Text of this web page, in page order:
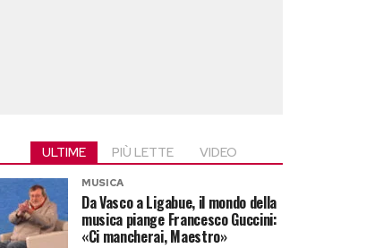
ULTIME PIÙ LETTE VIDEO
MUSICA
Da Vasco a Ligabue, il mondo della
musica piange Francesco Guccini:
«Ci mancherai, Maestro»